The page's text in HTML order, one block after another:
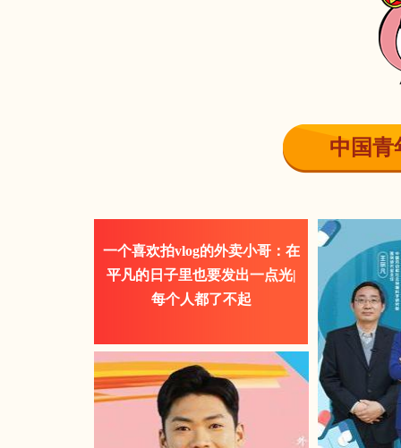
中国青
一个喜欢拍vlog的外卖小哥：在
平凡的日子里也要发出一点光|
每个人都了不起